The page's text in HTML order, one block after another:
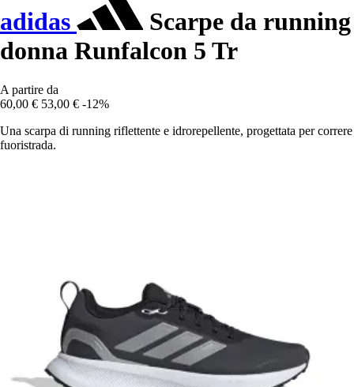
adidas
Scarpe da running
donna Runfalcon 5 Tr
A partire da
60,00 € 53,00 € -12%
Una scarpa di running riflettente e idrorepellente, progettata per correre
fuoristrada.